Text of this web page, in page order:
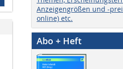
Anzeigengrößen und -
online) etc.
Abo + Heft